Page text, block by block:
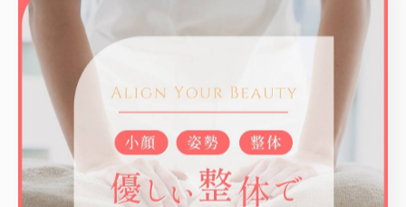
を活かして、姿勢や生活習慣を見直すことで、より高い
ダイエット効果が期待できます。
整体施術と食事・運動の相乗効果を解説
整体だけで理想のダイエット効果を得るのは難しいです
が、食事や運動と組み合わせることで相乗効果が生まれ
ます。西船橋駅周辺の整体院では、施術後の体の変化を